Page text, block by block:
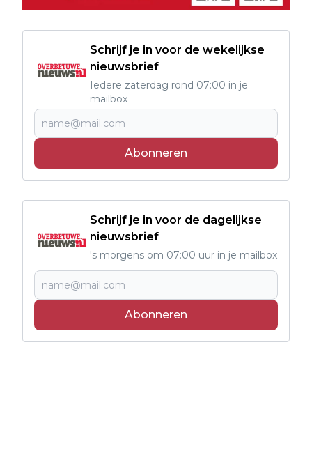
Schrijf je in voor de wekelijkse
nieuwsbrief
Iedere zaterdag rond 07:00 in je
mailbox
Abonneren
Schrijf je in voor de dagelijkse
nieuwsbrief
's morgens om 07:00 uur in je mailbox
Abonneren